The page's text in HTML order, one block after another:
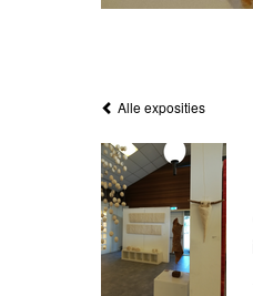
Alle exposities